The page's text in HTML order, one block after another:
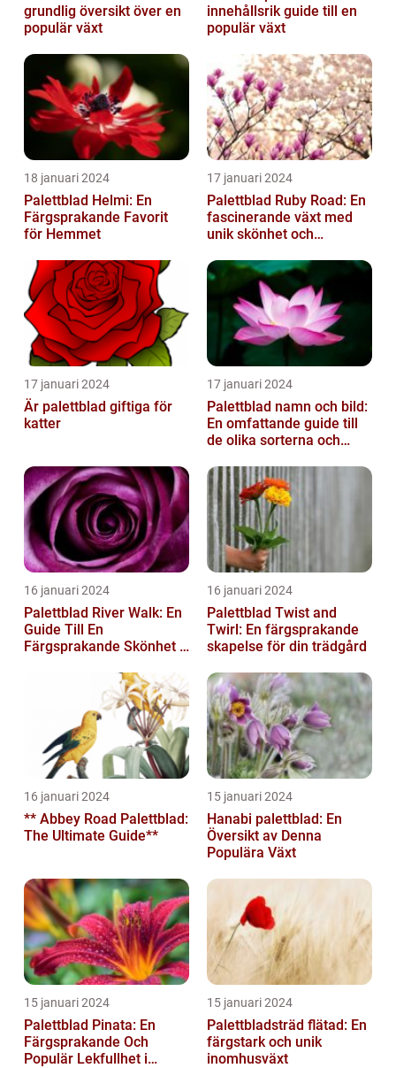
grundlig översikt över en
populär växt
innehållsrik guide till en
populär växt
18 januari 2024
Palettblad Helmi: En
Färgsprakande Favorit
för Hemmet
17 januari 2024
Palettblad Ruby Road: En
fascinerande växt med
unik skönhet och
17 januari 2024
Är palettblad giftiga för
katter
17 januari 2024
Palettblad namn och bild:
En omfattande guide till
de olika sorterna och
16 januari 2024
Palettblad River Walk: En
Guide Till En
Färgsprakande Skönhet I
16 januari 2024
Palettblad Twist and
Twirl: En färgsprakande
skapelse för din trädgård
16 januari 2024
** Abbey Road Palettblad:
The Ultimate Guide**
15 januari 2024
Hanabi palettblad: En
Översikt av Denna
Populära Växt
15 januari 2024
Palettblad Pinata: En
Färgsprakande Och
Populär Lekfullhet i
15 januari 2024
Palettbladsträd flätad: En
färgstark och unik
inomhusväxt